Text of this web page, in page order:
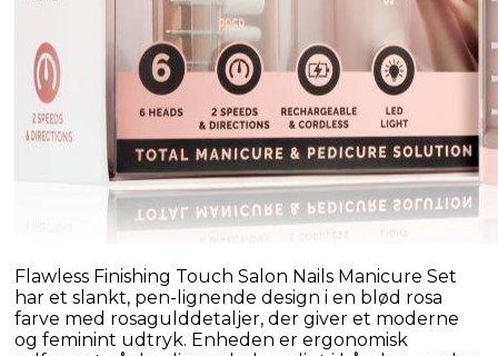
Flawless Finishing Touch Salon Nails Manicure Set
har et slankt, pen-lignende design i en blød rosa
farve med rosagulddetaljer, der giver et moderne
og feminint udtryk. Enheden er ergonomisk